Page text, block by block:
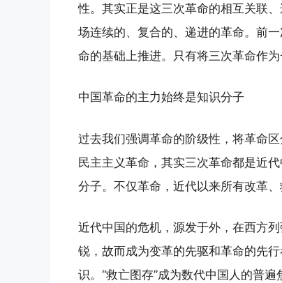
性。其实正是这三次革命的相互关联
场连续的、复合的、递进的革命。前
命的基础上推进。只有将三次革命作
中国革命的主力始终是知识分子
过去我们强调革命的阶级性，将革命
民主主义革命，其实三次革命都是近
分子。不仅革命，近代以来所有改革
近代中国的危机，源发于外，在西方
锐，故而成为变革的先驱和革命的先
识。“救亡图存”成为数代中国人的普